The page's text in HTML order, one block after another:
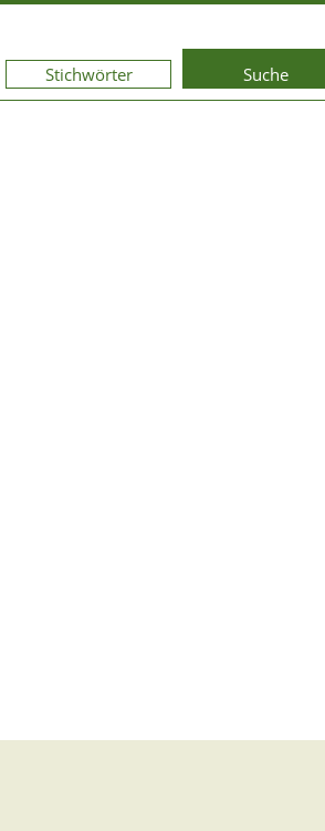
Stichwörter Suche